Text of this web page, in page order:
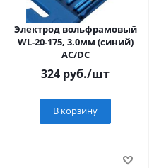
Электрод вольфрамовый
WL-20-175, 3.0мм (синий)
AC/DC
324 руб./шт
В корзину